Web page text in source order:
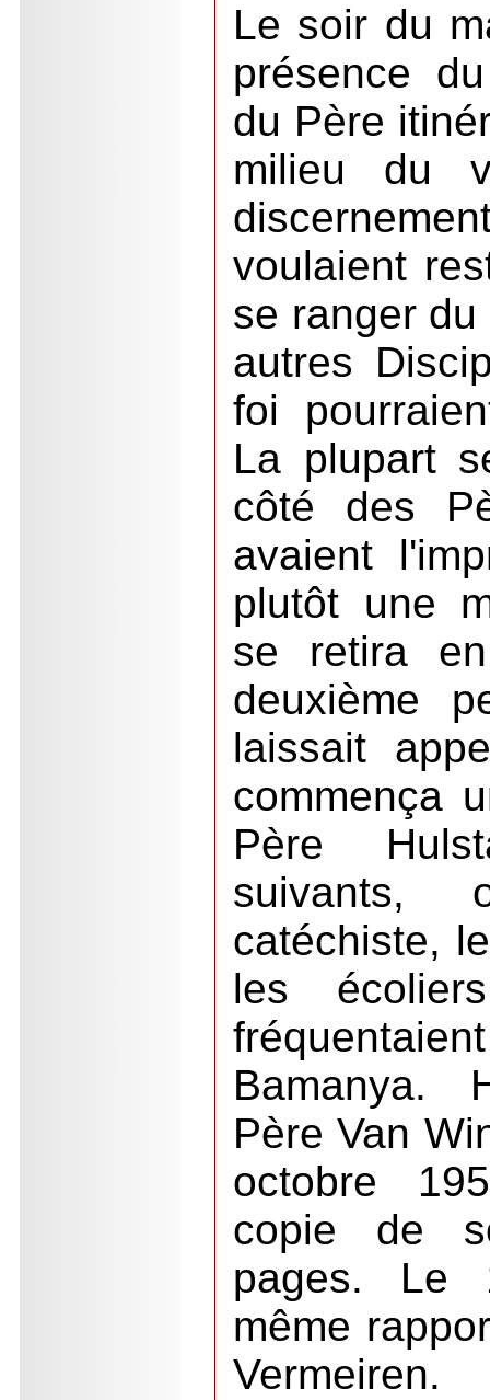
Le soir du
présence
du Père
milieu du
voulaient
se ranger
autres
foi
La plupart
côté des
avaient
plutôt une
se retira
deuxième
laissait
commença
Père
suivants,
catéchiste,
les
Bamanya.
Père Van
octobre
copie de
pages. Le
même
Vermeiren.